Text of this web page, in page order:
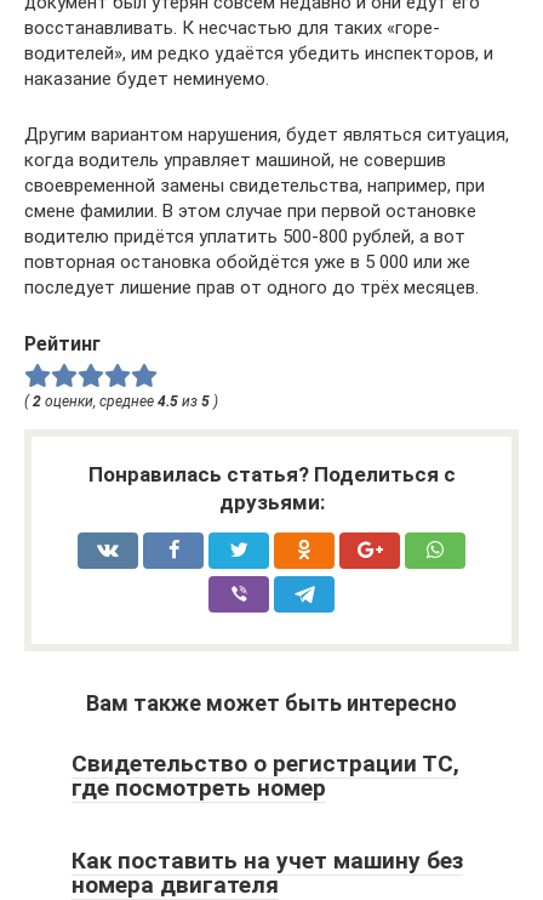
восстанавливать. К несчастью для таких «горе-
водителей», им редко удаётся убедить инспекторов, и
наказание будет неминуемо.
Другим вариантом нарушения, будет являться ситуация,
когда водитель управляет машиной, не совершив
своевременной замены свидетельства, например, при
смене фамилии. В этом случае при первой остановке
водителю придётся уплатить 500-800 рублей, а вот
повторная остановка обойдётся уже в 5 000 или же
последует лишение прав от одного до трёх месяцев.
Рейтинг
(2 оценки, среднее 4.5 из 5 )
Понравилась статья? Поделиться с
друзьями:
Вам также может быть интересно
Свидетельство о регистрации ТС,
где посмотреть номер
Как поставить на учет машину без
номера двигателя